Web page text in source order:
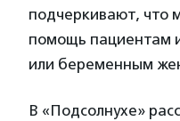
подчеркивают, что
помощь пациентам
или беременным
В «Подсолнухе»